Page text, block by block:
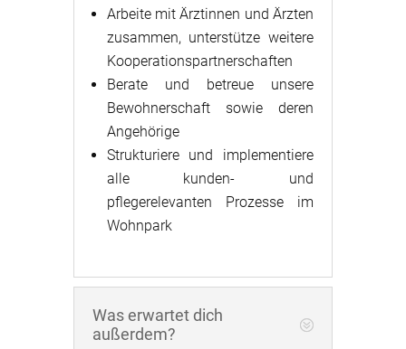
Arbeite mit Ärztinnen und Ärzten
zusammen, unterstütze weitere
Kooperationspartnerschaften
Berate und betreue unsere
Bewohnerschaft sowie deren
Angehörige
Strukturiere und implementiere
alle kunden- und
pflegerelevanten Prozesse im
Wohnpark
Was erwartet dich
außerdem?